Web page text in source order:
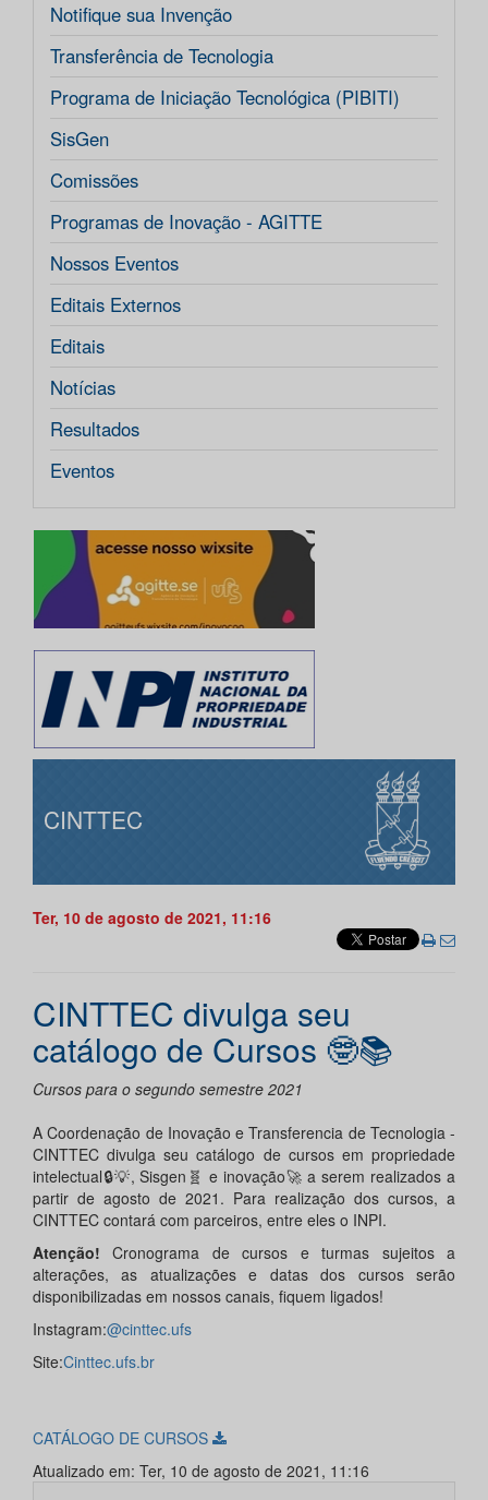
Notifique sua Invenção
Transferência de Tecnologia
Programa de Iniciação Tecnológica (PIBITI)
SisGen
Comissões
Programas de Inovação - AGITTE
Nossos Eventos
Editais Externos
Editais
Notícias
Resultados
Eventos
CINTTEC
Ter, 10 de agosto de 2021, 11:16
CINTTEC divulga seu
catálogo de Cursos 🤓📚
Cursos para o segundo semestre 2021
A Coordenação de Inovação e Transferencia de Tecnologia -
CINTTEC divulga seu catálogo de cursos em propriedade
intelectual🔒💡, Sisgen🧬 e inovação🚀 a serem realizados a
partir de agosto de 2021. Para realização dos cursos, a
CINTTEC contará com parceiros, entre eles o INPI.
Atenção! Cronograma de cursos e turmas sujeitos a
alterações, as atualizações e datas dos cursos serão
disponibilizadas em nossos canais, fiquem ligados!
Instagram:@cinttec.ufs
Site:Cinttec.ufs.br
CATÁLOGO DE CURSOS
Atualizado em: Ter, 10 de agosto de 2021, 11:16